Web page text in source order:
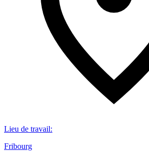
Lieu de travail:
Fribourg